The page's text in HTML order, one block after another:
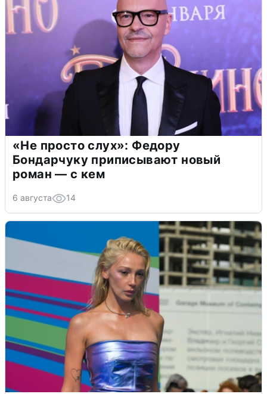
«Не просто слух»: Федору
Бондарчуку приписывают новый
роман — с кем
6 августа 14